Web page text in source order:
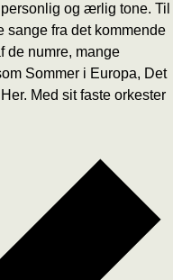
og ærlig tone. Til
sange fra det kommende
de numre, mange
Sommer i Europa, Det
Med sit faste orkester